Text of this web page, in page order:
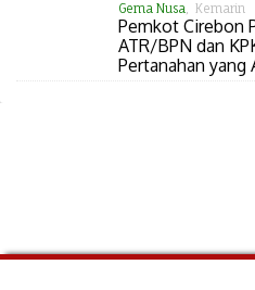
Gema Nusa, Kemarin
Pemkot Cirebon
ATR/BPN dan
Pertanahan yang